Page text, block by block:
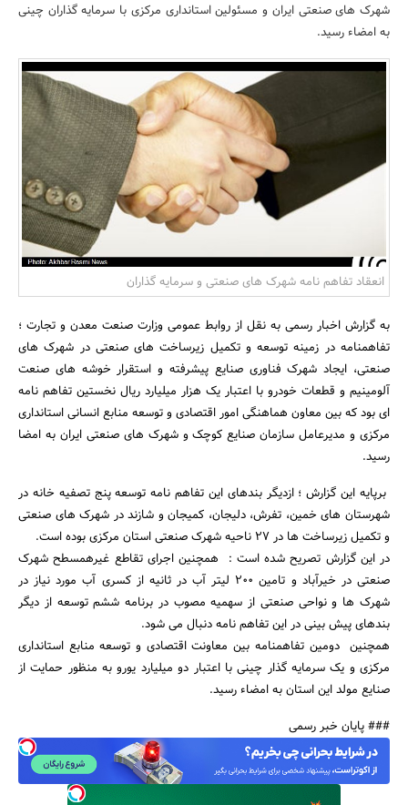
مسکن و ساختمان
جستجو
شهرک های صنعتی ایران و مسئولین استانداری مرکزی با سرمایه گذاران چینی
به امضاء رسید.
انعقاد تفاهم نامه شهرک های صنعتی و سرمایه گذاران
به گزارش اخبار رسمی به نقل از روابط عمومی وزارت صنعت معدن و تجارت ؛
تفاهمنامه در زمینه توسعه و تکمیل زیرساخت های صنعتی در شهرک های
صنعتی، ایجاد شهرک فناوری صنایع پیشرفته و استقرار خوشه های صنعت
آلومینیم و قطعات خودرو با اعتبار یک هزار میلیارد ریال نخستین تفاهم نامه
ای بود که بین معاون هماهنگی امور اقتصادی و توسعه منابع انسانی استانداری
مرکزی و مدیرعامل سازمان صنایع کوچک و شهرک های صنعتی ایران به امضا
رسید.
برپایه این گزارش ؛ ازدیگر بندهای این تفاهم نامه توسعه پنج تصفیه خانه در
شهرستان های خمین، تفرش، دلیجان، کمیجان و شازند در شهرک های صنعتی
و تکمیل زیرساخت ها در 27 ناحیه شهرک صنعتی استان مرکزی بوده است.
در این گزارش تصریح شده است : همچنین اجرای تقاطع غیرهمسطح شهرک
صنعتی در خیرآباد و تامین 200 لیتر آب در ثانیه از کسری آب مورد نیاز در
شهرک ها و نواحی صنعتی از سهمیه مصوب در برنامه ششم توسعه از دیگر
بندهای پیش بینی در این تفاهم نامه دنبال می شود.
همچنین دومین تفاهمنامه بین معاونت اقتصادی و توسعه منابع استانداری
مرکزی و یک سرمایه گذار چینی با اعتبار دو میلیارد یورو به منظور حمایت از
صنایع مولد این استان به امضاء رسید.
### پایان خبر رسمی